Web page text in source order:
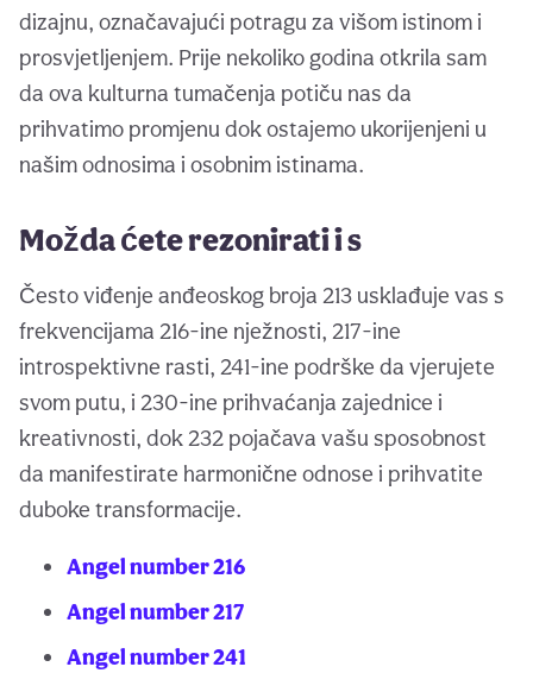
dizajnu, označavajući potragu za višom istinom i
prosvjetljenjem. Prije nekoliko godina otkrila sam
da ova kulturna tumačenja potiču nas da
prihvatimo promjenu dok ostajemo ukorijenjeni u
našim odnosima i osobnim istinama.
Možda ćete rezonirati i s
Često viđenje anđeoskog broja 213 usklađuje vas s
frekvencijama 216-ine nježnosti, 217-ine
introspektivne rasti, 241-ine podrške da vjerujete
svom putu, i 230-ine prihvaćanja zajednice i
kreativnosti, dok 232 pojačava vašu sposobnost
da manifestirate harmonične odnose i prihvatite
duboke transformacije.
Angel number 216
Angel number 217
Angel number 241